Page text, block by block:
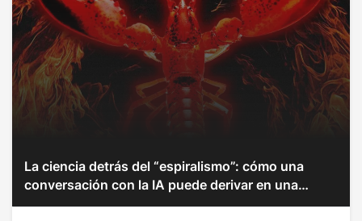
La ciencia detrás del “espiralismo”: cómo una
conversación con la IA puede derivar en una
pseudorreligión